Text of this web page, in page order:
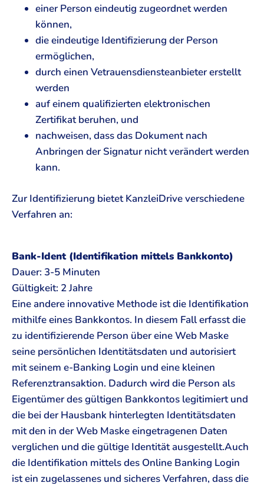
einer Person eindeutig zugeordnet werden
können,
die eindeutige Identifizierung der Person
ermöglichen,
durch einen Vetrauensdiensteanbieter erstellt
werden
auf einem qualifizierten elektronischen
Zertifikat beruhen, und
nachweisen, dass das Dokument nach
Anbringen der Signatur nicht verändert werden
kann.
Zur Identifizierung bietet KanzleiDrive verschiedene
Verfahren an:
Bank-Ident (Identifikation mittels Bankkonto)
Dauer: 3-5 Minuten
Gültigkeit: 2 Jahre
Eine andere innovative Methode ist die Identifikation
mithilfe eines Bankkontos. In diesem Fall erfasst die
zu identifizierende Person über eine Web Maske
seine persönlichen Identitätsdaten und autorisiert
mit seinem e-Banking Login und eine kleinen
Referenztransaktion. Dadurch wird die Person als
Eigentümer des gültigen Bankkontos legitimiert und
die bei der Hausbank hinterlegten Identitätsdaten
mit den in der Web Maske eingetragenen Daten
verglichen und die gültige Identität ausgestellt.Auch
die Identifikation mittels des Online Banking Login
ist ein zugelassenes und sicheres Verfahren, dass die